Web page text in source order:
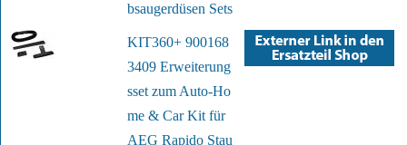
bsaugerdüsen Sets
KIT360+ 900168
3409 Erweiterung
sset zum Auto-Ho
me & Car Kit für
AEG Rapido Stau